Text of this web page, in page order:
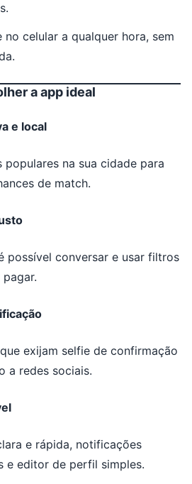
no celular a qualquer hora, sem
a app ideal
e local
populares na sua cidade para
de match.
possível conversar e usar filtros
exijam selfie de confirmação
a redes sociais.
e rápida, notificações
e editor de perfil simples.